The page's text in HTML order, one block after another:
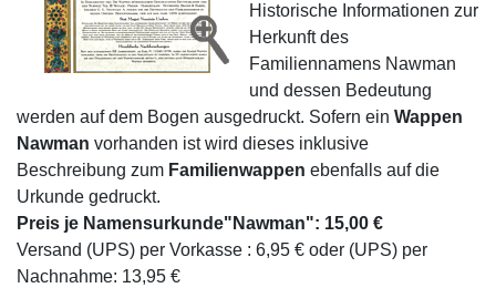
Historische Informationen zur
Herkunft des
Familiennamens Nawman
und dessen Bedeutung
werden auf dem Bogen ausgedruckt. Sofern ein Wappen
Nawman vorhanden ist wird dieses inklusive
Beschreibung zum Familienwappen ebenfalls auf die
Urkunde gedruckt.
Preis je Namensurkunde"Nawman": 15,00 €
Versand (UPS) per Vorkasse : 6,95 € oder (UPS) per
Nachnahme: 13,95 €